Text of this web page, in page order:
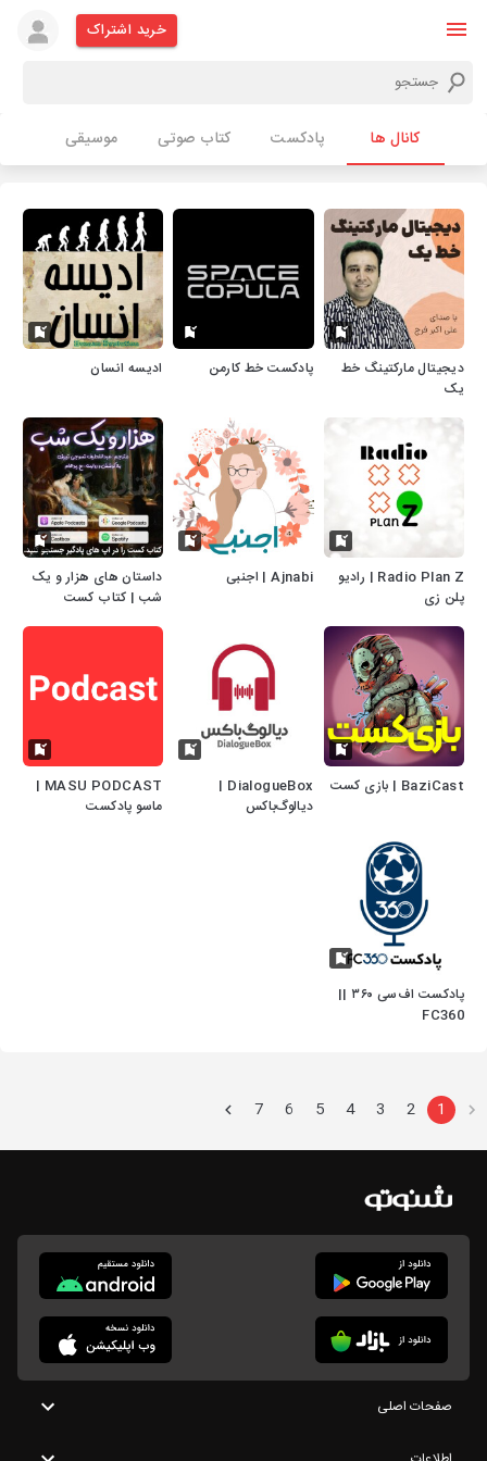
خرید اشتراک
کانال ها پادکست کتاب صوتی موسیقی
دیجیتال مارکتینگ خط
یک
پادکست خط کارمن ادیسه انسان
Radio Plan Z | رادیو
پلن زی
Ajnabi | اجنبی
داستان های هزار و یک
شب | کتاب کست
BaziCast | بازی کست
DialogueBox |
دیالوگ‌باکس
MASU PODCAST |
ماسو پادکست
پادکست اف‌سی ۳۶۰ ||
FC360
1
2
3
4
5
6
7
صفحات اصلی